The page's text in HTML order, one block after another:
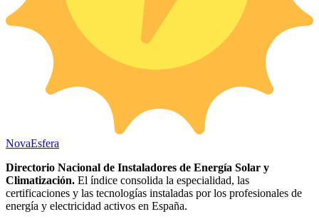
NovaEsfera
Directorio Nacional de Instaladores de Energía Solar y
Climatización. El índice consolida la especialidad, las
certificaciones y las tecnologías instaladas por los profesionales de
energía y electricidad activos en España.